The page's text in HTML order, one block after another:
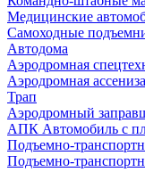
Медицинские
Самоходные
Автодома
Аэродромная
Аэродромная
Трап
Аэродромный
АПК Автомобиль с
Подъемно-
Подъемно-